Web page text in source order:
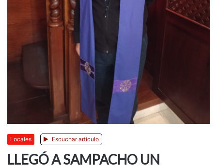
Locales Escuchar artículo
LLEGÓ A SAMPACHO UN